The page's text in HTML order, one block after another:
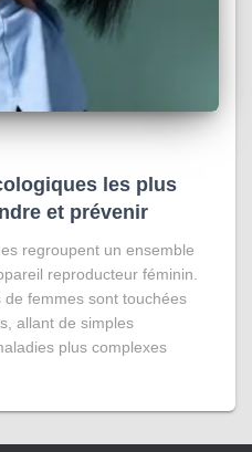
les plus
et prévenir
regroupent un ensemble
reproducteur féminin.
femmes sont touchées
allant de simples
plus complexes